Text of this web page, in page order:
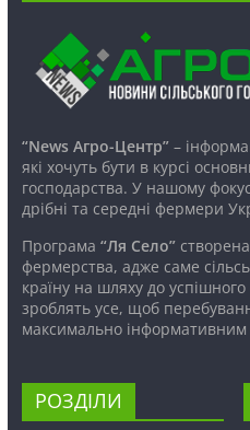
“News Агро-Центр”–
які хочуть бути в курсі
господарства. У нашому
дрібні та середні фермери
Програма “Ля Село”створена
фермерства, адже саме
країну на шляху до
зроблять усе, щоб
максимально інформативним
РОЗДІЛИ